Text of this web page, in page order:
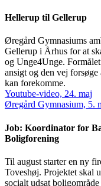
Hellerup til Gellerup
Øregård Gymnasiums
Gellerup i Århus for at
og Unge4Unge.
ansigt og den vej
kan forekomme.
Youtube-video, 24. maj
Øregård Gymnasium, 5.
Job: Koordinator for
Boligforening
Til august starter en ny
Toveshøj. Projektet skal
socialt udsat